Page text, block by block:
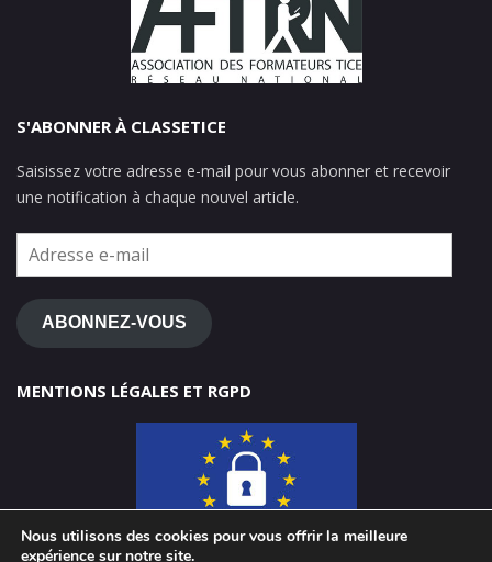
S'ABONNER À CLASSETICE
Saisissez votre adresse e-mail pour vous abonner et recevoir
une notification à chaque nouvel article.
Adresse
e-
mail
ABONNEZ-VOUS
MENTIONS LÉGALES ET RGPD
Nous utilisons des cookies pour vous offrir la meilleure
expérience sur notre site.